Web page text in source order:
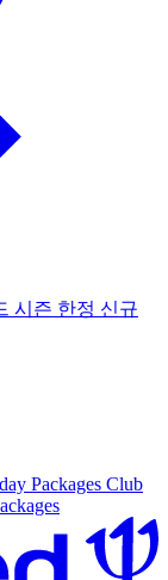
시즌 한정 신규
Packages Club